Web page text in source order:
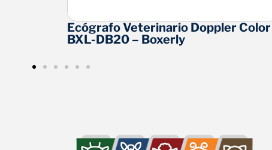
Ecógrafo Veterinario Doppler Color
BXL-DB20 – Boxerly